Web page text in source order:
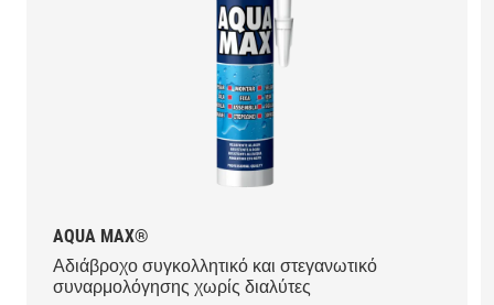
AQUA MAX®
Αδιάβροχο συγκολλητικό και στεγανωτικό
συναρμολόγησης χωρίς διαλύτες